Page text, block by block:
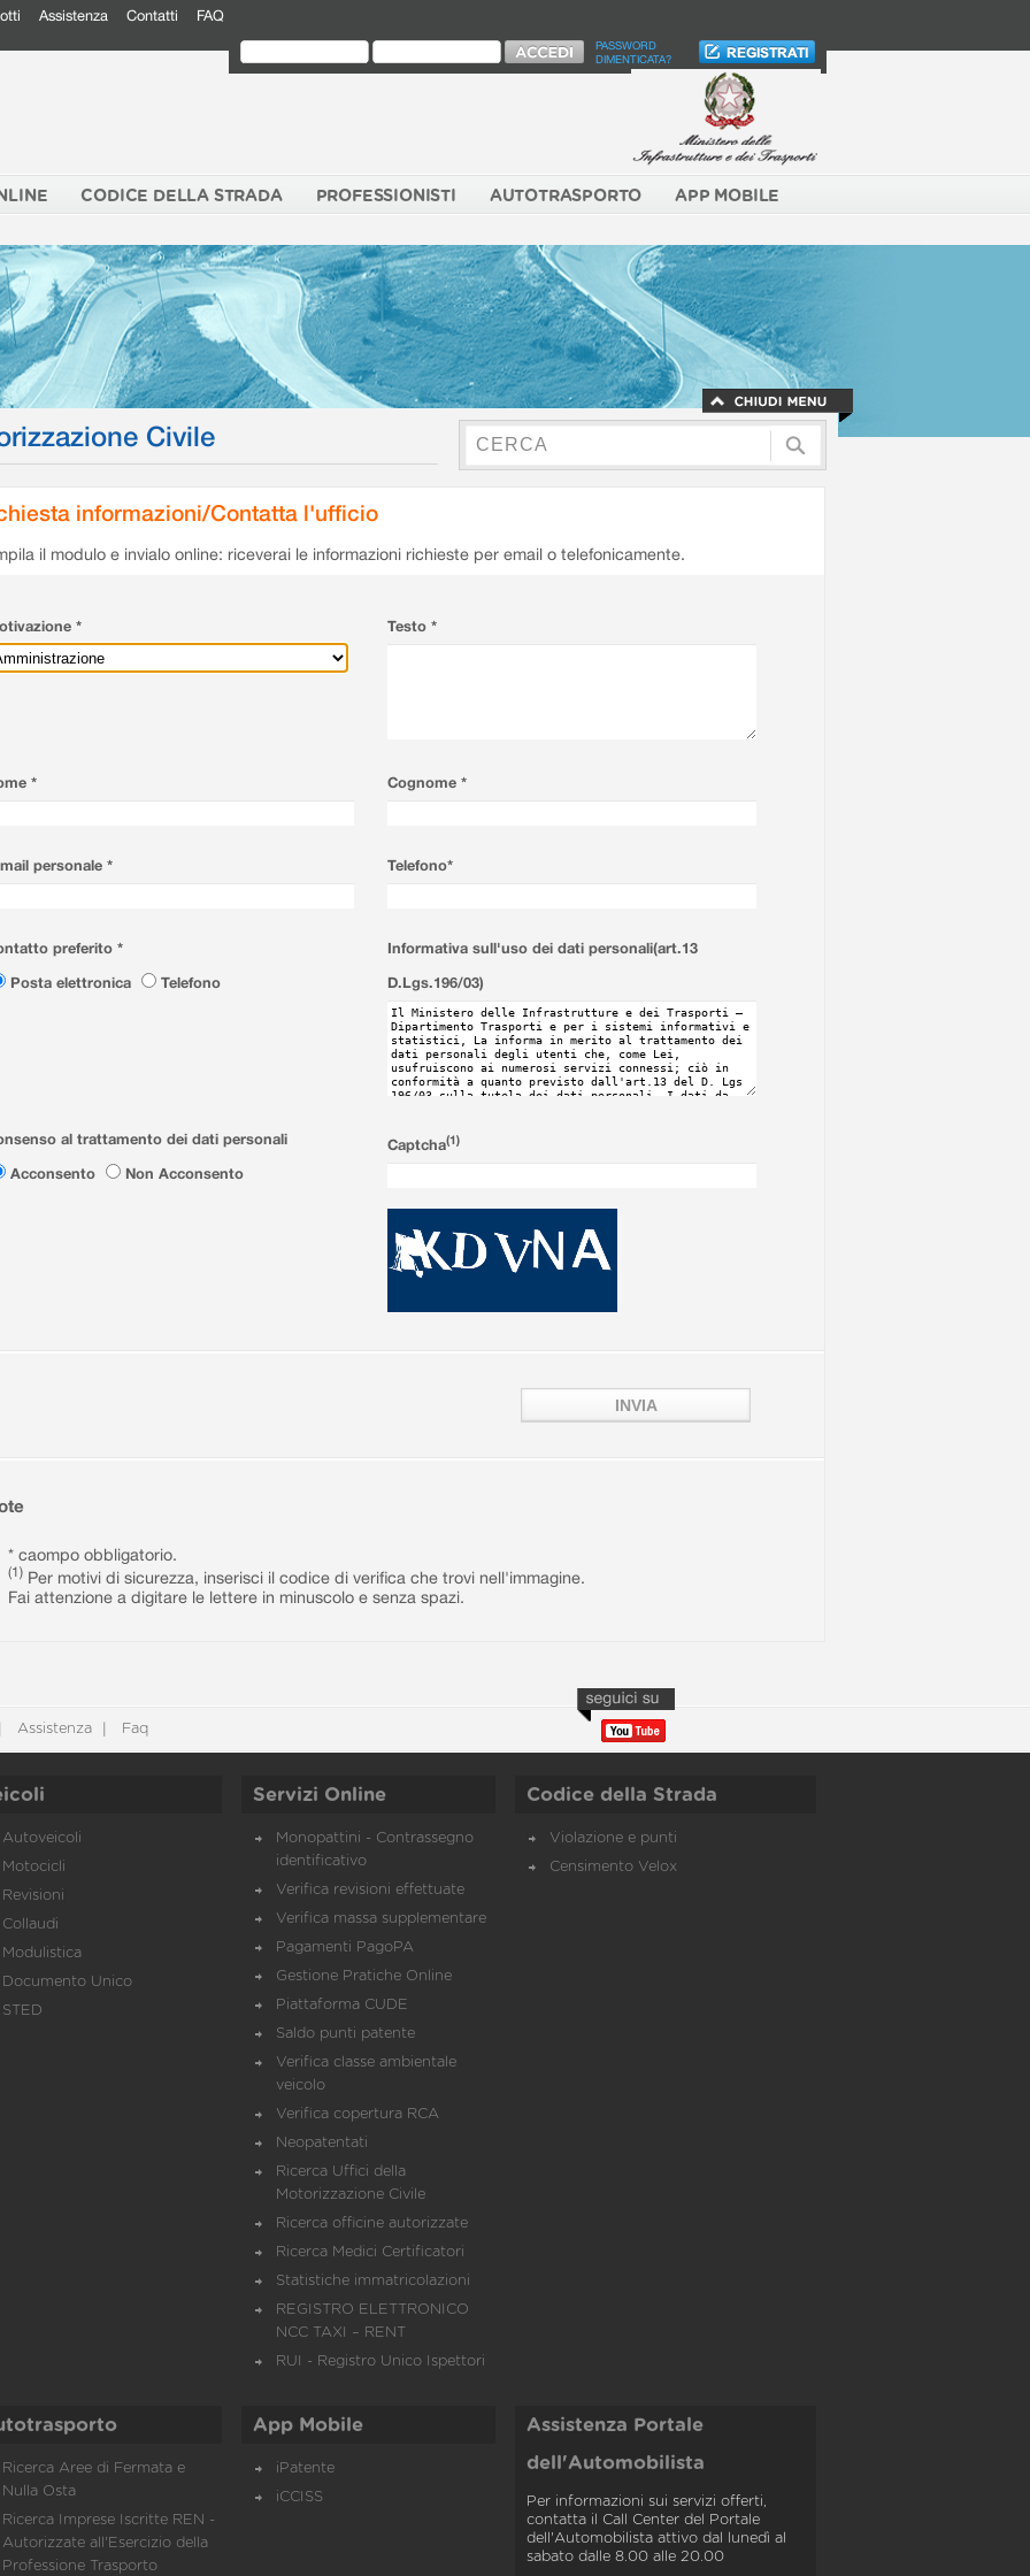
Assistenza Contatti FAQ
PASSWORD
DIMENTICATA?
CODICE DELLA STRADA PROFESSIONISTI AUTOTRASPORTO APP MOBILE
Civile
informazioni/Contatta l'ufficio
il modulo e invialo online: riceverai le informazioni richieste per email o telefonicamente.
* Testo *
* Cognome *
personale * Telefono*
preferito *
Posta elettronica
Telefono
Informativa sull'uso dei dati personali(art.13
D.Lgs.196/03)
al trattamento dei dati personali
Acconsento
Non Acconsento
Captcha(1)
* caompo obbligatorio.
(1) Per motivi di sicurezza, inserisci il codice di verifica che trovi nell'immagine.
Fai attenzione a digitare le lettere in minuscolo e senza spazi.
Assistenza Faq
Autoveicoli
Motocicli
Revisioni
Collaudi
Modulistica
Documento Unico
STED
Servizi Online
Monopattini - Contrassegno
identificativo
Verifica revisioni effettuate
Verifica massa supplementare
Pagamenti PagoPA
Gestione Pratiche Online
Piattaforma CUDE
Saldo punti patente
Verifica classe ambientale
veicolo
Verifica copertura RCA
Neopatentati
Ricerca Uffici della
Motorizzazione Civile
Ricerca officine autorizzate
Ricerca Medici Certificatori
Statistiche immatricolazioni
REGISTRO ELETTRONICO
NCC TAXI – RENT
RUI - Registro Unico Ispettori
Codice della Strada
Violazione e punti
Censimento Velox
Ricerca Aree di Fermata e
Nulla Osta
Ricerca Imprese Iscritte REN -
Autorizzate all'Esercizio della
Professione Trasporto
App Mobile
iPatente
iCCISS
Assistenza Portale
dell'Automobilista
Per informazioni sui servizi offerti,
contatta il Call Center del Portale
dell'Automobilista attivo dal lunedì al
sabato dalle 8.00 alle 20.00